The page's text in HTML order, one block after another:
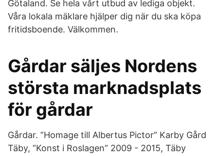
Götaland. Se hela vårt utbud av lediga objekt.
Våra lokala mäklare hjälper dig när du ska köpa
fritidsboende. Välkommen.
Gårdar säljes Nordens
största marknadsplats
för gårdar
Gårdar. ”Homage till Albertus Pictor” Karby Gård
Täby, ”Konst i Roslagen” 2009 - 2015, Täby